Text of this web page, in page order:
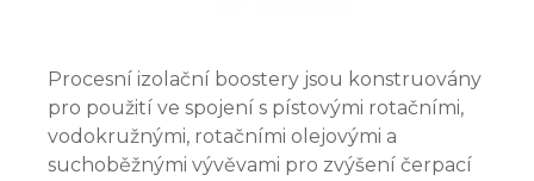
Procesní izolační boostery jsou konstruovány
pro použití ve spojení s pístovými rotačními,
vodokružnými, rotačními olejovými a
suchoběžnými vývěvami pro zvýšení čerpací